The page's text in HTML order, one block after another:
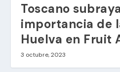
Toscano
importancia de
Huelva en Fruit
3 octubre, 2023